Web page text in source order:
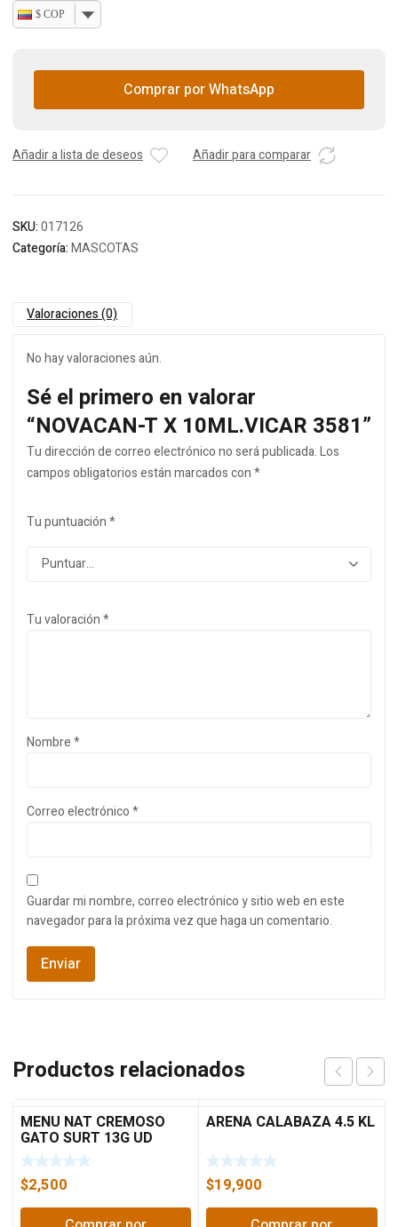
$ COP
Comprar por WhatsApp
Añadir a lista de deseos Añadir para comparar
SKU:017126
Categoría:MASCOTAS
Valoraciones (0)
No hay valoraciones aún.
Sé el primero en valorar
“NOVACAN-T X 10ML.VICAR 3581”
Tu dirección de correo electrónico no será publicada.Los
campos obligatorios están marcados con*
Tu puntuación*
Tu valoración*
Nombre*
Correo electrónico*
Guardar mi nombre, correo electrónico y sitio web en este
navegador para la próxima vez que haga un comentario.
Productos relacionados
MENU NAT CREMOSO
GATO SURT 13G UD
$2,500
ARENA CALABAZA 4.5 KL
$19,900